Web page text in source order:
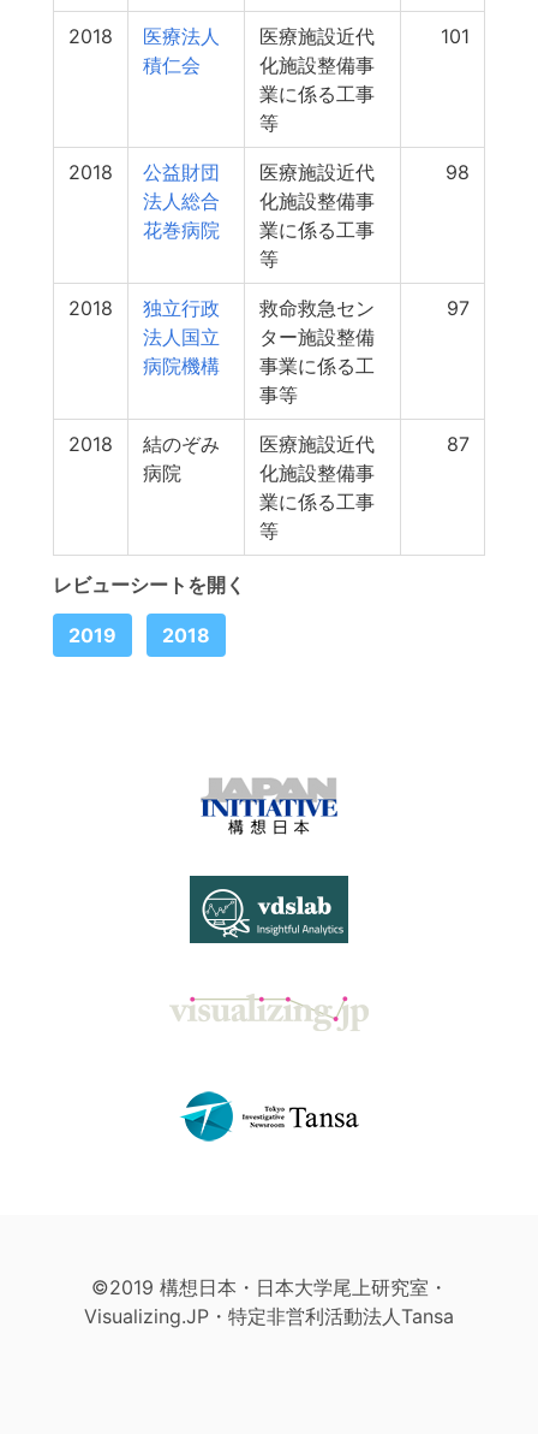
2018
医療法人
積仁会
医療施設近代
化施設整備事
業に係る工事
等
101
2018
公益財団
法人総合
花巻病院
医療施設近代
化施設整備事
業に係る工事
等
98
2018
独立行政
法人国立
病院機構
救命救急セン
ター施設整備
事業に係る工
事等
97
2018
結のぞみ
病院
医療施設近代
化施設整備事
業に係る工事
等
87
レビューシートを開く
2019 2018
©2019 構想日本・日本大学尾上研究室・
Visualizing.JP・特定非営利活動法人Tansa